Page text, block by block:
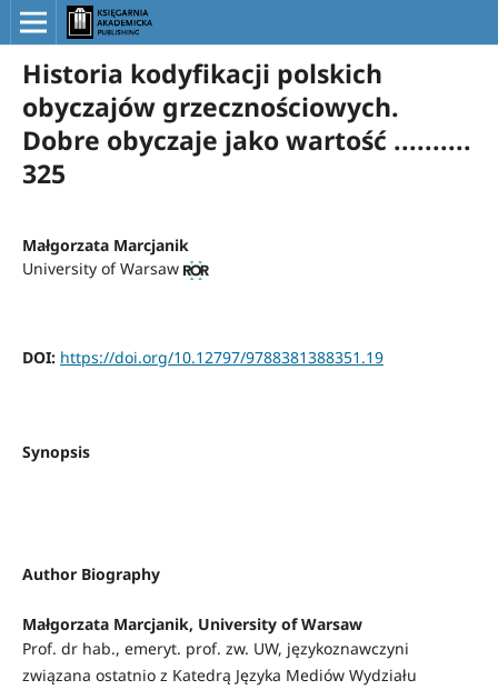
Historia kodyfikacji polskich
obyczajów grzecznościowych.
Dobre obyczaje jako wartość ..........
325
Małgorzata Marcjanik
University of Warsaw
DOI: https://doi.org/10.12797/9788381388351.19
Synopsis
Author Biography
Małgorzata Marcjanik, University of Warsaw
Prof. dr hab., emeryt. prof. zw. UW, językoznawczyni
związana ostatnio z Katedrą Języka Mediów Wydziału